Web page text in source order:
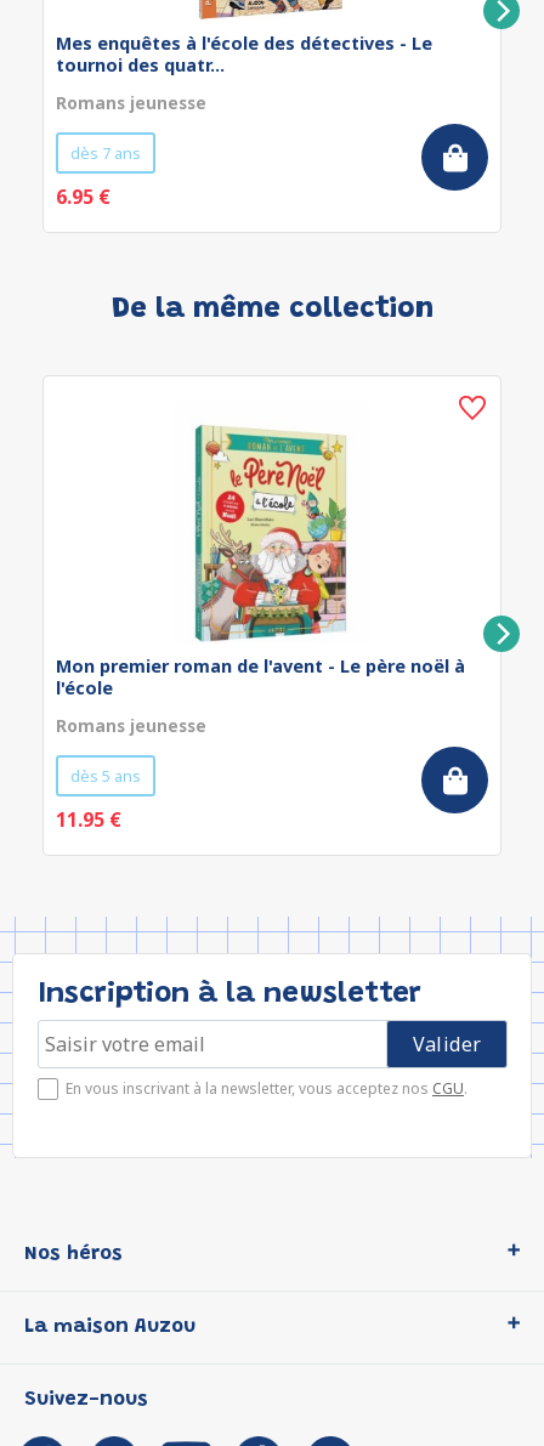
Mes enquêtes à l'école des détectives - Le
tournoi des quatr...
Romans jeunesse
dès 7 ans
6.95 €
De la même collection
Mon premier roman de l'avent - Le père noël à
l'école
Romans jeunesse
dès 5 ans
11.95 €
Inscription à la newsletter
En vous inscrivant à la newsletter, vous acceptez nos CGU.
Nos héros
P'tit Loup
Les Influenceuses
La maison Auzou
Notre histoire
Suivez-nous